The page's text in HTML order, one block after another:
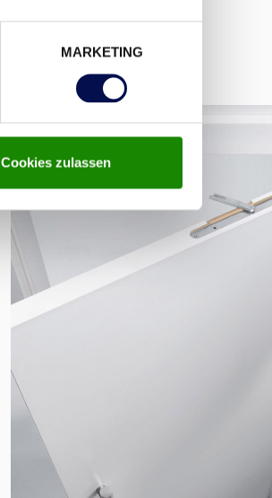
MARKETING
Cookies zulassen